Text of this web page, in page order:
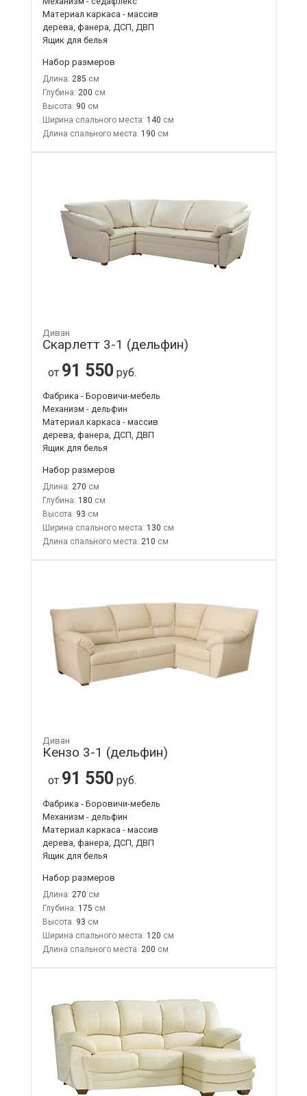
Материал каркаса - массив
дерева, фанера, ДСП, ДВП
Ящик для белья
Набор размеров
Длина: 285
Глубина: 200
Высота: 90
Ширина спального места: 140
Длина спального места: 190
Диван
Скарлетт 3-1 (дельфин)
от 91 550 руб.
Фабрика - Боровичи-мебель
Механизм - дельфин
Материал каркаса - массив
дерева, фанера, ДСП, ДВП
Ящик для белья
Набор размеров
Длина: 270
Глубина: 180
Высота: 93
Ширина спального места: 130
Длина спального места: 210
Диван
Кензо 3-1 (дельфин)
от 91 550 руб.
Фабрика - Боровичи-мебель
Механизм - дельфин
Материал каркаса - массив
дерева, фанера, ДСП, ДВП
Ящик для белья
Набор размеров
Длина: 270
Глубина: 175
Высота: 93
Ширина спального места: 120
Длина спального места: 200